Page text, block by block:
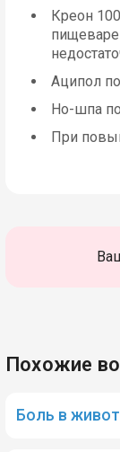
Креон
Аципол
Но-шпа
При
Похожие
Боль в